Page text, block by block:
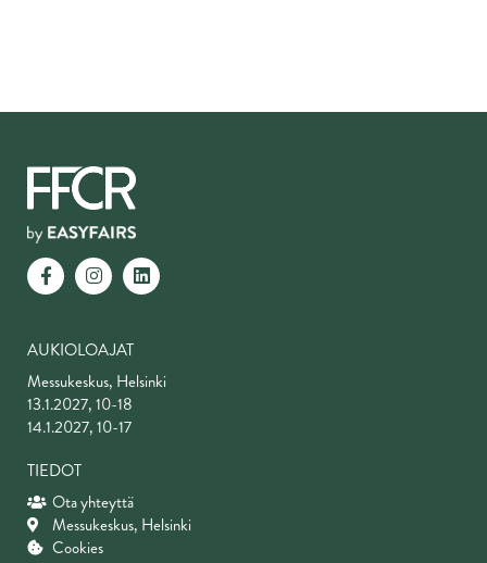
AUKIOLOAJAT
Messukeskus, Helsinki
13.1.2027, 10-18
14.1.2027, 10-17
TIEDOT
Ota yhteyttä
Messukeskus, Helsinki
Cookies